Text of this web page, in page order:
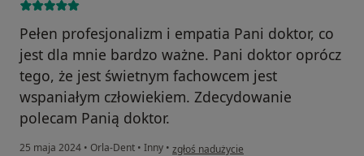
Pełen profesjonalizm i empatia Pani doktor, co
jest dla mnie bardzo ważne. Pani doktor oprócz
tego, że jest świetnym fachowcem jest
wspaniałym człowiekiem. Zdecydowanie
polecam Panią doktor.
25 maja 2024 • Orla-Dent • Inny • w opinii użytkownika Patrycja
zgłoś nadużycie